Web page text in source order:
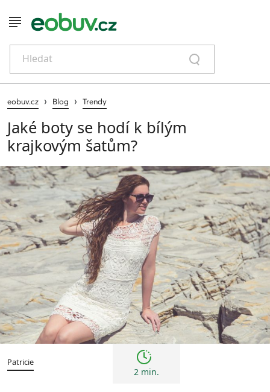
Hledat
eobuv.cz › Blog › Trendy
Jaké boty se hodí k bílým
krajkovým šatům?
Trendy
Patricie
2 min.